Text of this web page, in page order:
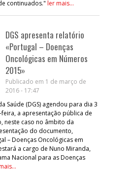
continuados." ler mais...
DGS apresenta relatório
«Portugal – Doenças
Oncológicas em Números
2015»
Publicado em 1 de março de
2016 - 17:47
Saúde (DGS) agendou para dia 3
a apresentação pública de
neste caso no âmbito da
do documento,
– Doenças Oncológicas em
a cargo de Nuno Miranda,
Nacional para as Doenças